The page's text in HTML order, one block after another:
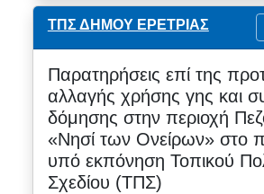
ΤΠΣ ΔΗΜΟΥ ΕΡΕΤΡΙΑΣ
Παρατηρήσεις επί της
αλλαγής χρήσης γης και
δόμησης στην περιοχή
«Νησί των Ονείρων» στο
υπό εκπόνηση Τοπικού
Σχεδίου (ΤΠΣ)